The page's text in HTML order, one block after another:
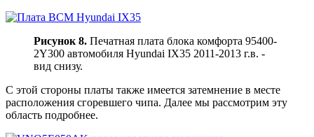
Рисунок 8. Печатная плата блока комфорта 95400-
2Y300 автомобиля Hyundai IX35 2011-2013 г.в. -
вид снизу.
С этой стороны платы также имеется затемнение в месте
расположения сгоревшего чипа. Далее мы рассмотрим эту
область подробнее.